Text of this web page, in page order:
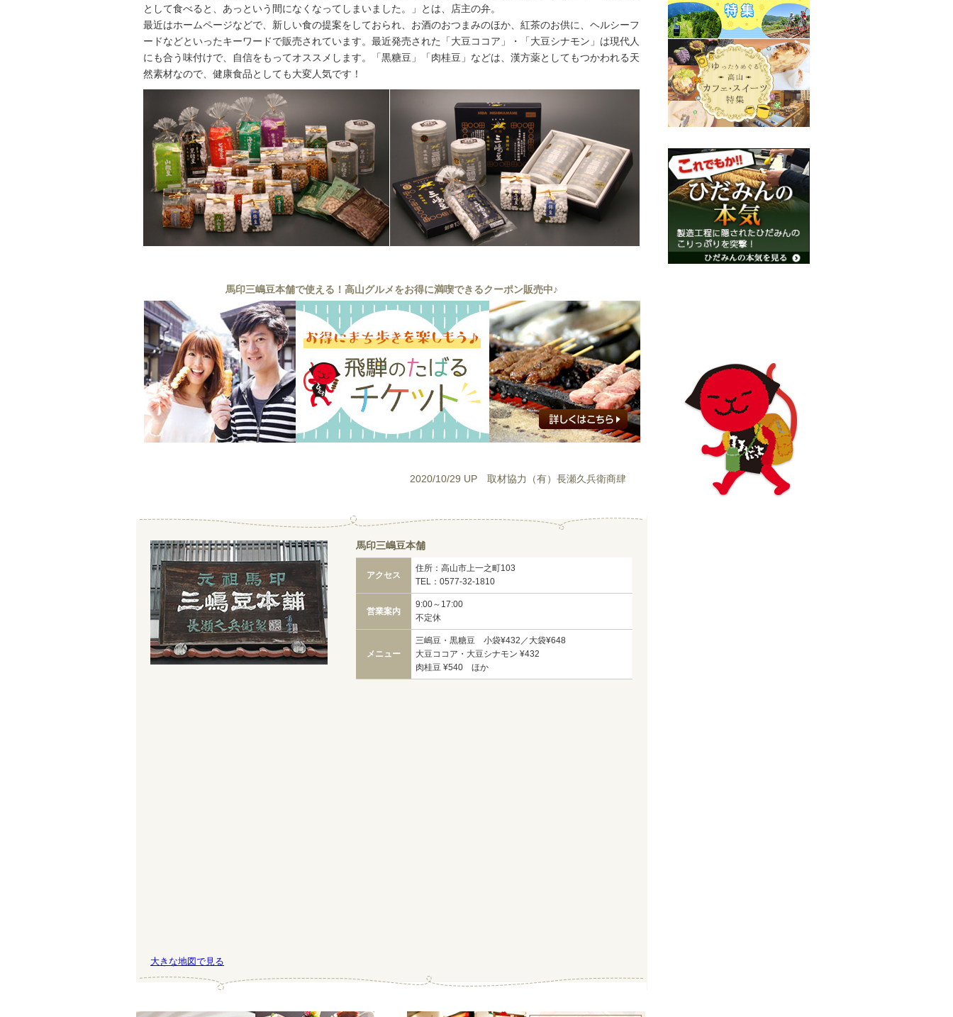
として食べると、あっという間になくなってしまいました。」とは、店主の弁。
最近はホームページなどで、新しい食の提案をしておられ、お酒のおつまみのほか、紅茶のお供に、ヘルシーフ
ードなどといったキーワードで販売されています。最近発売された「大豆ココア」・「大豆シナモン」は現代人
にも合う味付けで、自信をもってオススメします。「黒糖豆」「肉桂豆」などは、漢方薬としてもつかわれる天
然素材なので、健康食品としても大変人気です！
馬印三嶋豆本舗で使える！高山グルメをお得に満喫できるクーポン販売中♪
2020/10/29 UP 取材協力（有）長瀬久兵衛商肆
馬印三嶋豆本舗
アクセス
住所：高山市上一之町103
TEL：0577-32-1810
営業案内
9:00～17:00
不定休
メニュー
三嶋豆・黒糖豆 小袋¥432／大袋¥648
大豆ココア・大豆シナモン ¥432
肉桂豆 ¥540 ほか
大きな地図で見る